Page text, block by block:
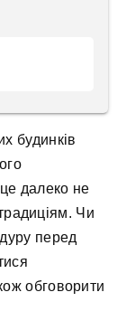
будинків
далеко не
Чи
перед
обговорити